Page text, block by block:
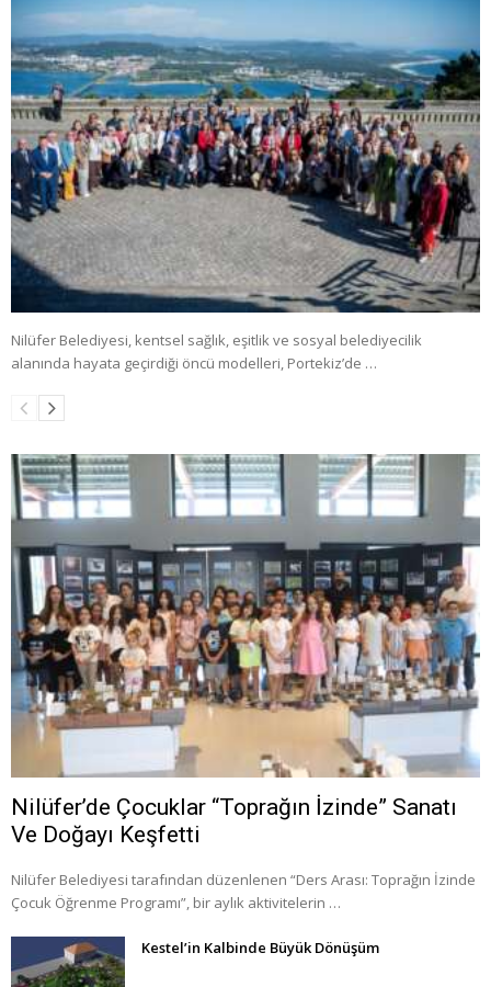
Nilüfer Belediyesi, kentsel sağlık, eşitlik ve sosyal belediyecilik
alanında hayata geçirdiği öncü modelleri, Portekiz’de …
Nilüfer’de Çocuklar “Toprağın İzinde” Sanatı
Ve Doğayı Keşfetti
Nilüfer Belediyesi tarafından düzenlenen “Ders Arası: Toprağın İzinde
Çocuk Öğrenme Programı”, bir aylık aktivitelerin …
Kestel’in Kalbinde Büyük Dönüşüm